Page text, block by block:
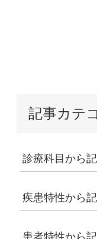
記事カテ
診療科目から
発熱外来系
疾患特性から
春の病気
患者特性から